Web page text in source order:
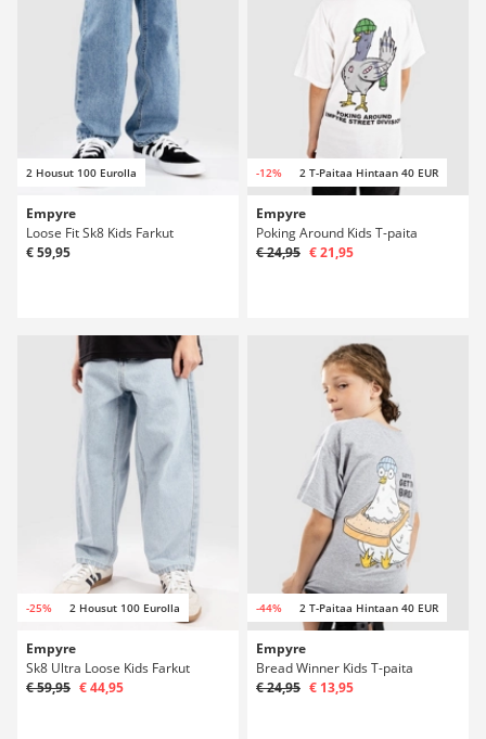
2 Housut 100 Eurolla
Empyre
Loose Fit Sk8 Kids Farkut
€ 59,95
-12% 2 T-Paitaa Hintaan 40 EUR
Empyre
Poking Around Kids T-paita
€ 24,95 € 21,95
-25% 2 Housut 100 Eurolla
Empyre
Sk8 Ultra Loose Kids Farkut
€ 59,95 € 44,95
-44% 2 T-Paitaa Hintaan 40 EUR
Empyre
Bread Winner Kids T-paita
€ 24,95 € 13,95